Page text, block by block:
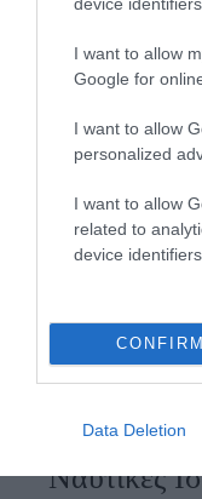
I want to allow
Google for
I want to allow
personalized
I want to allow
related to
device
CONFIRM
Data Deletion
Ναυτικές